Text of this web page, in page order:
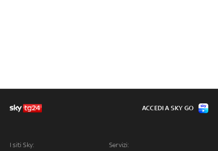
I siti Sky: Servizi:
ACCEDI A SKY GO